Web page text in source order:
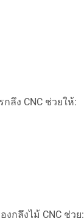
ลึง CNC ช่วยให้:
กลึงไม้ CNC ช่วย: